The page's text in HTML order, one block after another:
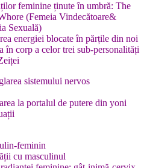
feminine ținute în umbră: The
(Femeia Vindecătoare&
Sexuală)
energiei blocate în părțile din noi
în corp a celor trei sub-personalități
sistemului nervos
la portalul de putere din yoni
feminin
cu masculinul